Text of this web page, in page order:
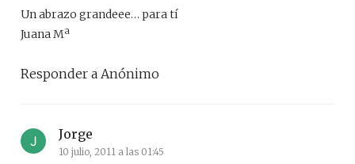
Un abrazo grandeee… para tí
Juana Mª
Responder a Anónimo
Jorge
10 julio, 2011 a las 01:45